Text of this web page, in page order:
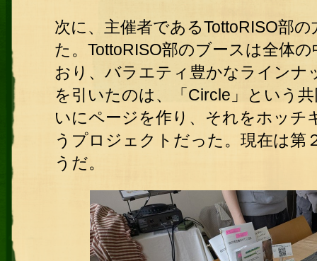
次に、主催者であるTottoRISO部
た。TottoRISO部のブースは全体
おり、バラエティ豊かなライン
を引いたのは、「Circle」という
いにページを作り、それをホッチ
うプロジェクトだった。現在は第
うだ。